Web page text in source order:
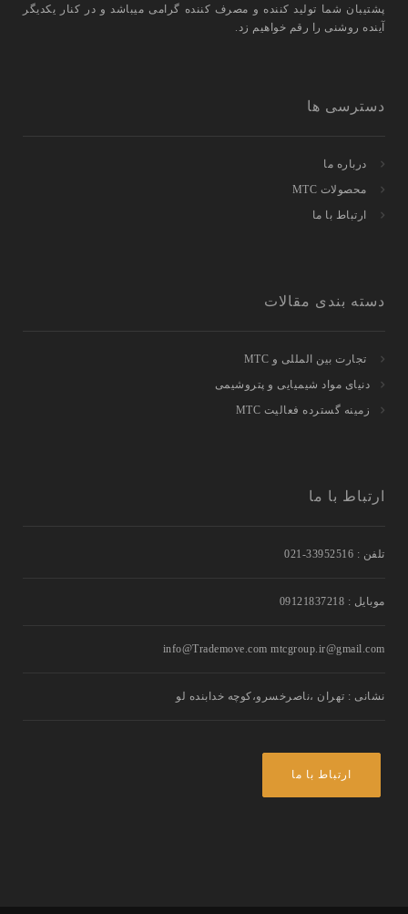
پشتیبان شما تولید کننده و مصرف کننده گرامی میباشد و در کنار یکدیگر
آینده روشنی را رقم خواهیم زد.
دسترسی ها
درباره ما
محصولات MTC
ارتباط با ما
دسته بندی مقالات
تجارت بین المللی و MTC
دنیای مواد شیمیایی و پتروشیمی
زمینه گسترده فعالیت MTC
ارتباط با ما
تلفن : 33952516-021
موبایل : 09121837218
info@Trademove.com mtcgroup.ir@gmail.com
نشانی : تهران ،ناصرخسرو،کوچه خدابنده لو
ارتباط با ما